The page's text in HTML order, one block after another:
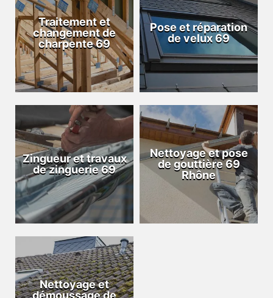
Traitement et
changement de
charpente 69
Pose et réparation
de velux 69
Zingueur et travaux
de zinguerie 69
Nettoyage et pose
de gouttière 69
Rhône
Nettoyage et
démoussage de